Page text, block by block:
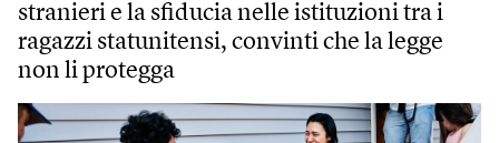
stranieri e la sfiducia nelle istituzioni tra i
ragazzi statunitensi, convinti che la legge
non li protegga